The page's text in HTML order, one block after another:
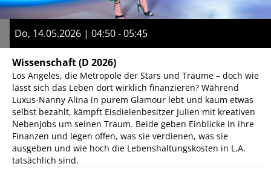
Do, 14.05.2026 | 04:50 - 05:45
Wissenschaft(D 2026)
Los Angeles, die Metropole der Stars und Träume – doch wie
lässt sich das Leben dort wirklich finanzieren? Während
Luxus-Nanny Alina in purem Glamour lebt und kaum etwas
selbst bezahlt, kämpft Eisdielenbesitzer Julien mit kreativen
Nebenjobs um seinen Traum. Beide geben Einblicke in ihre
Finanzen und legen offen, was sie verdienen, was sie
ausgeben und wie hoch die Lebenshaltungskosten in L.A.
tatsächlich sind.